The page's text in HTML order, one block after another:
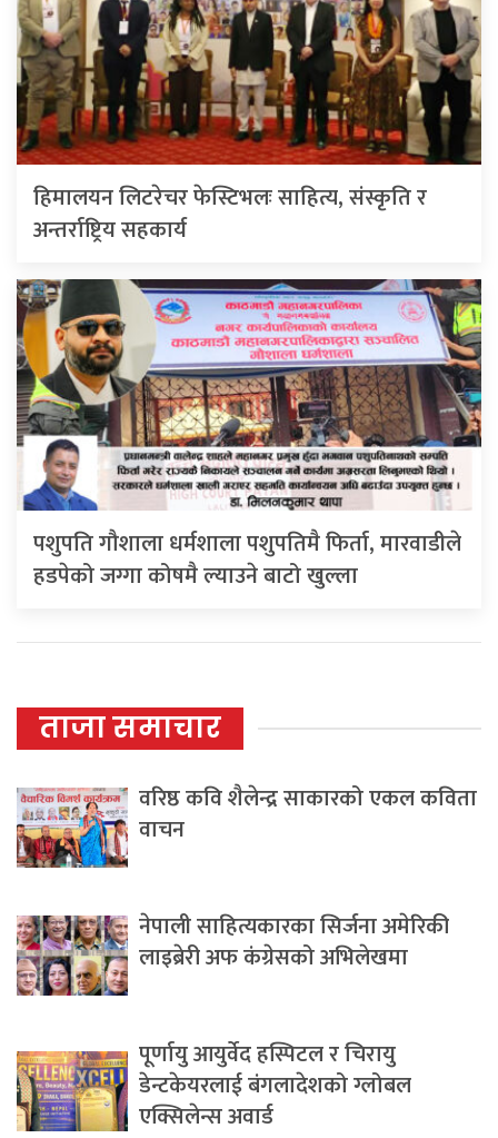
हिमालयन लिटरेचर फेस्टिभलः साहित्य, संस्कृति र
अन्तर्राष्ट्रिय सहकार्य
पशुपति गौशाला धर्मशाला पशुपतिमै फिर्ता, मारवाडीले
हडपेको जग्गा कोषमै ल्याउने बाटो खुल्ला
ताजा समाचार
वरिष्ठ कवि शैलेन्द्र साकारको एकल कविता
वाचन
नेपाली साहित्यकारका सिर्जना अमेरिकी
लाइब्रेरी अफ कंग्रेसको अभिलेखमा
पूर्णायु आयुर्वेद हस्पिटल र चिरायु
डेन्टकेयरलाई बंगलादेशको ग्लोबल
एक्सिलेन्स अवार्ड